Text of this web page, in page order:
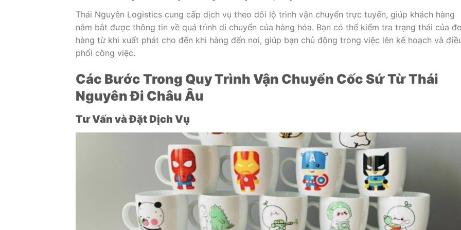
Thái Nguyên Logistics cung cấp dịch vụ theo dõi lộ trình vận chuyển trực tuyến, giúp khách hàng
nắm bắt được thông tin về quá trình di chuyển của hàng hóa. Bạn có thể kiểm tra trạng thái của
hàng từ khi xuất phát cho đến khi hàng đến nơi, giúp bạn chủ động trong việc lên kế hoạch và
phối công việc.
Các Bước Trong Quy Trình Vận Chuyển Cốc Sứ Từ Thái
Nguyên Đi Châu Âu
Tư Vấn và Đặt Dịch Vụ